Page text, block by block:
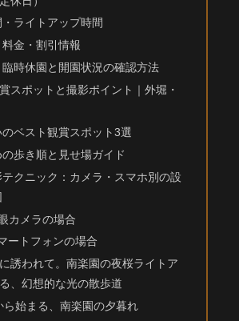
・ライトアップ時間
料金・割引情報
臨時休園と開園状況の確認方法
スポットと撮影ポイント｜外堀・
ベスト観賞スポット3選
歩き順と見せ場ガイド
クニック：カメラ・スマホ別の設
カメラの場合
ートフォンの場合
誘われて。南楽園の夜桜ライトア
、幻想的な光の散歩道
ら始まる、南楽園の夕暮れ